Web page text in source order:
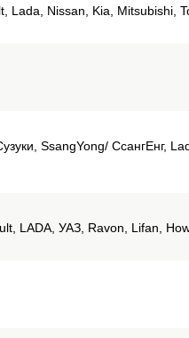
Lada, Nissan, Kia, Mitsubishi,
SsangYong/ СсангЕнг,
LADA, УАЗ, Ravon, Lifan,